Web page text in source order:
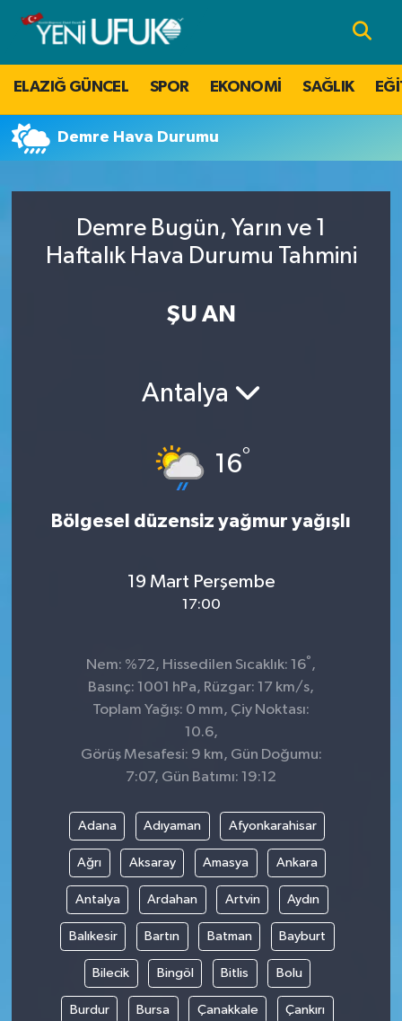
ELAZIĞ GÜNCEL SPOR EKONOMİ SAĞLIK
Demre Hava Durumu
Demre Bugün, Yarın ve 1
Haftalık Hava Durumu Tahmini
ŞU AN
Antalya
16°
Bölgesel düzensiz yağmur yağışlı
19 Mart Perşembe
17:00
Nem: %72, Hissedilen Sıcaklık: 16° ,
Basınç: 1001 hPa, Rüzgar: 17 km/s,
Toplam Yağış: 0 mm, Çiy Noktası:
10.6,
Görüş Mesafesi: 9 km, Gün Doğumu:
7:07, Gün Batımı: 19:12
Adana Adıyaman Afyonkarahisar
Ağrı Aksaray Amasya Ankara
Antalya Ardahan Artvin Aydın
Balıkesir Bartın Batman Bayburt
Bilecik Bingöl Bitlis Bolu
Burdur Bursa Çanakkale Çankırı
Nöbetçi Eczaneler
Hava Durumu
Namaz Vakitleri
Süper Lig Puan Durumu ve Fikstür